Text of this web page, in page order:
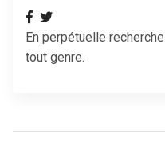
En perpétuelle
tout genre.